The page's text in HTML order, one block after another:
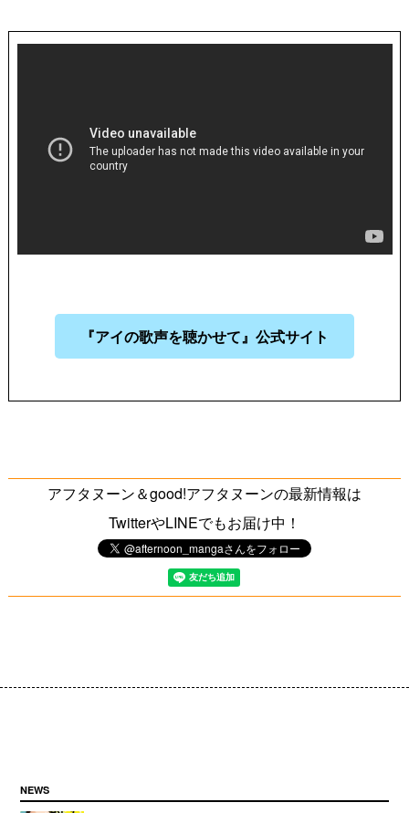
『アイの歌声を聴かせて』公式サイト
アフタヌーン＆good!アフタヌーンの最新情報は
TwitterやLINEでもお届け中！
NEWS